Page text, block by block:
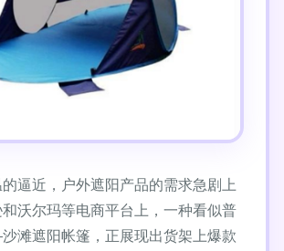
逼近，户外遮阳产品的需求急剧上
沃尔玛等电商平台上，一种看似普
滩遮阳帐篷，正展现出货架上爆款